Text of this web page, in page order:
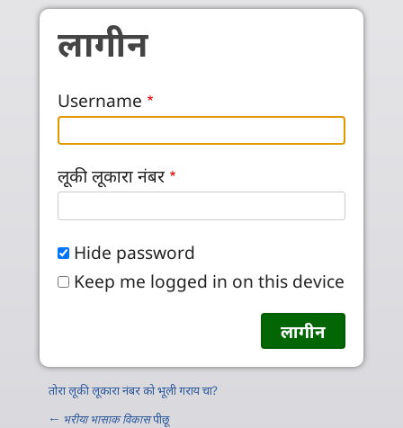
Skip to main content
लागीन
Username
लूकी लूकारा नंबर
Hide password
Keep me logged in on this device
तोरा लूकी लूकारा नंबर को भूली गराय चा?
← भरीया भासाक विकासपीछू